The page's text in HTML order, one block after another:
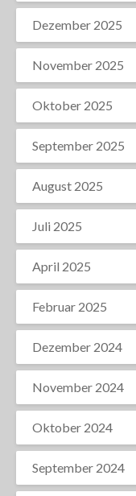
Dezember 2025
November 2025
Oktober 2025
September 2025
August 2025
Juli 2025
April 2025
Februar 2025
Dezember 2024
November 2024
Oktober 2024
September 2024